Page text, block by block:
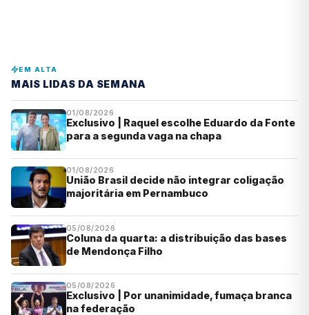
EM ALTA
MAIS LIDAS DA SEMANA
01/08/2026
Exclusivo | Raquel escolhe Eduardo da Fonte
para a segunda vaga na chapa
01/08/2026
União Brasil decide não integrar coligação
majoritária em Pernambuco
05/08/2026
Coluna da quarta: a distribuição das bases
de Mendonça Filho
05/08/2026
Exclusivo | Por unanimidade, fumaça branca
na federação